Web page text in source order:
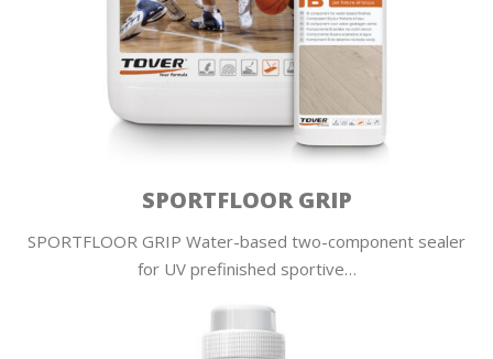
SPORTFLOOR GRIP
SPORTFLOOR GRIP Water-based two-component sealer
for UV prefinished sportive…